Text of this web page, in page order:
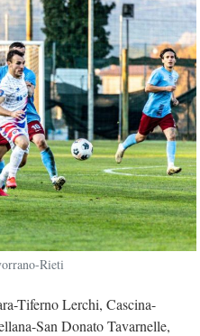
Rieti
Tiferno Lerchi, Cascina-
San Donato Tavarnelle,